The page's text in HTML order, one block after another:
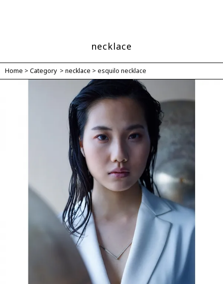
necklace
Home > Category> necklace > esquilo necklace